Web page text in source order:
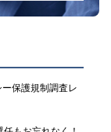
保護規制調査レ